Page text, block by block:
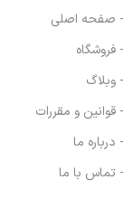
- صفحه اصلی
- فروشگاه
- وبلاگ
- قوانین و مقررات
- درباره ما
- تماس با ما